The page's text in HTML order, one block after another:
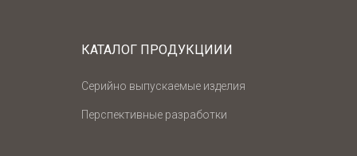
КАТАЛОГ ПРОДУКЦИИИ
Серийно выпускаемые изделия
Перспективные разработки